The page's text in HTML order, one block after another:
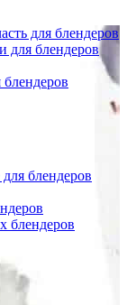
для блендеров
для блендеров
блендеров
блендеров